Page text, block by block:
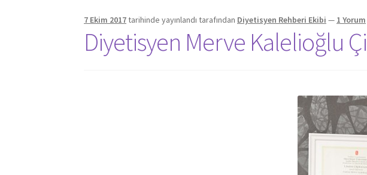
7 Ekim 2017tarihinde yayınlandı tarafından Diyetisyen Rehberi Ekibi — 1 Yorum
Diyetisyen Merve Kalelioğlu